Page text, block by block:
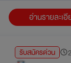
อ่านรายละเ
รับสมัครด่วน